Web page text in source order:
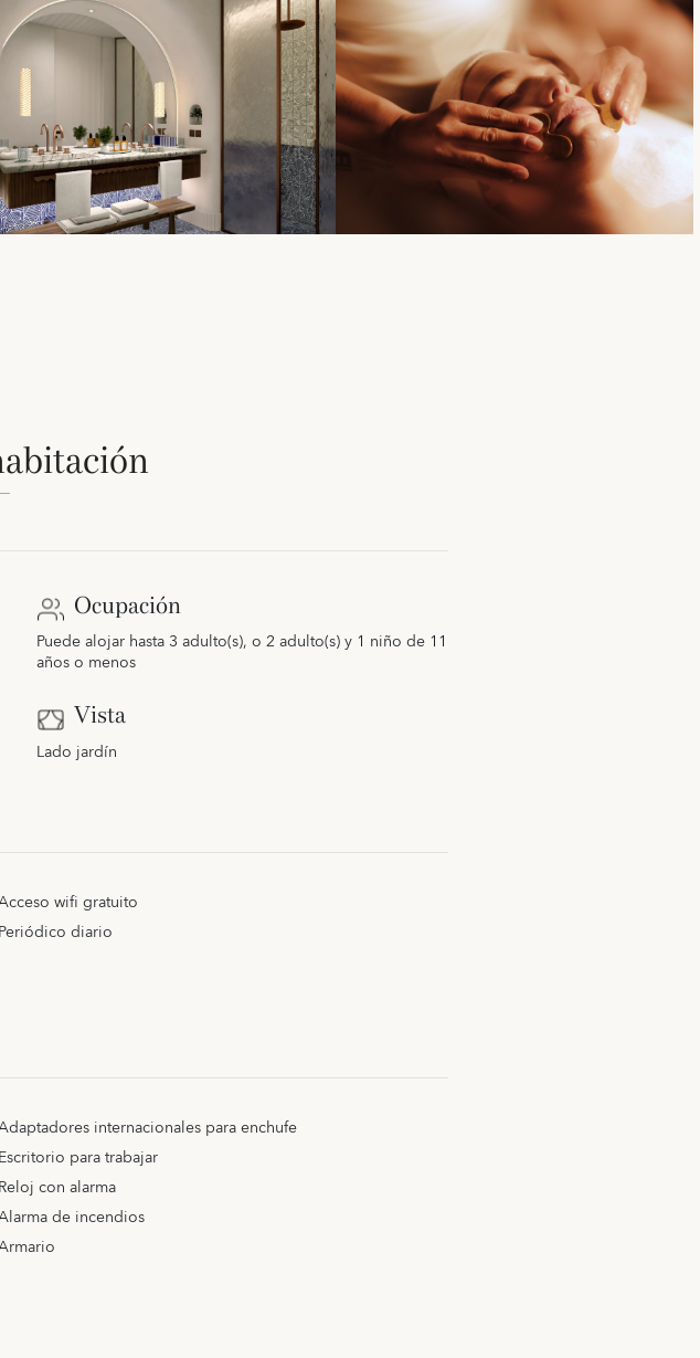
Ocupación
Puede alojar hasta 3 adulto(s), o 2 adulto(s) y 1 niño de 11
años o menos
Vista
Lado jardín
wifi gratuito
Periódico diario
internacionales para enchufe
Escritorio para trabajar
Reloj con alarma
de incendios